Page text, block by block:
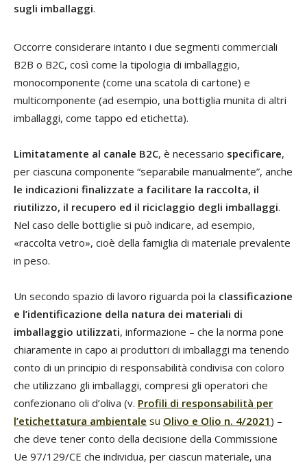
sugli imballaggi.
Occorre considerare intanto i due segmenti commerciali
B2B o B2C, così come la tipologia di imballaggio,
monocomponente (come una scatola di cartone) e
multicomponente (ad esempio, una bottiglia munita di altri
imballaggi, come tappo ed etichetta).
Limitatamente al canale B2C, è necessario specificare,
per ciascuna componente “separabile manualmente”, anche
le indicazioni finalizzate a facilitare la raccolta, il
riutilizzo, il recupero ed il riciclaggio degli imballaggi.
Nel caso delle bottiglie si può indicare, ad esempio,
«raccolta vetro», cioè della famiglia di materiale prevalente
in peso.
Un secondo spazio di lavoro riguarda poi la classificazione
e l’identificazione della natura dei materiali di
imballaggio utilizzati, informazione – che la norma pone
chiaramente in capo ai produttori di imballaggi ma tenendo
conto di un principio di responsabilità condivisa con coloro
che utilizzano gli imballaggi, compresi gli operatori che
confezionano oli d’oliva (v. Profili di responsabilità per
l’etichettatura ambientale su Olivo e Olio n. 4/2021) –
che deve tener conto della decisione della Commissione
Ue 97/129/CE che individua, per ciascun materiale, una